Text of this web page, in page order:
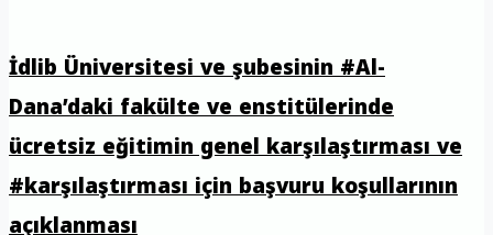
İdlib Üniversitesi ve şubesinin #Al-
Dana’daki fakülte ve enstitülerinde
ücretsiz eğitimin genel karşılaştırması ve
#karşılaştırması için başvuru koşullarının
açıklanması